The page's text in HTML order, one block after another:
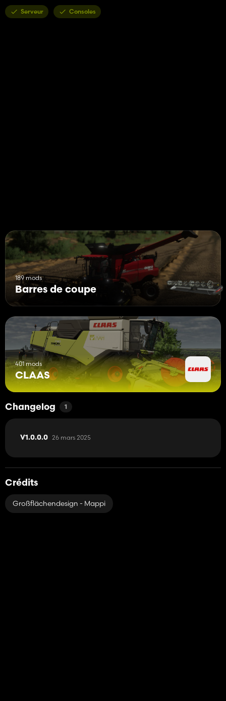
Serveur Consoles
189 mods
Barres de coupe
401 mods
CLAAS
Changelog 1
V1.0.0.0 26 mars 2025
Crédits
Großflächendesign - Mappi